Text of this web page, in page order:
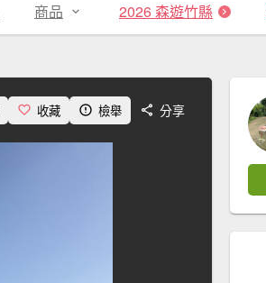
商品 2026 森遊竹縣
收藏 檢舉 分享